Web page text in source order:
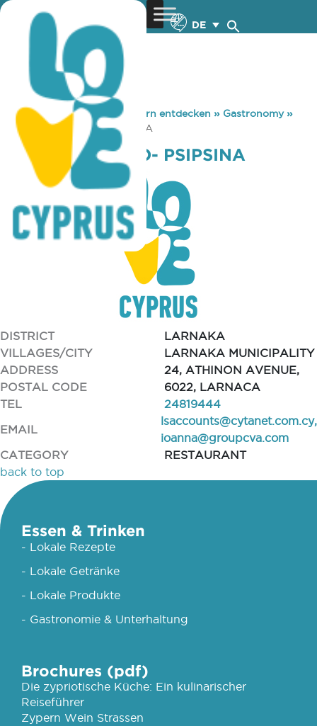
DE
You are here: Home »Zypern entdecken » Gastronomy»
TO ARCHONTIKO- PSIPSINA
TO ARCHONTIKO- PSIPSINA
DISTRICT
LARNAKA
VILLAGES/CITY
LARNAKA MUNICIPALITY
ADDRESS
24, ATHINON AVENUE,
POSTAL CODE
6022, LARNACA
TEL
24819444
EMAIL
lsaccounts@cytanet.com.cy,
ioanna@groupcva.com
CATEGORY
RESTAURANT
back to top
Essen & Trinken
- Lokale Rezepte
- Lokale Getränke
- Lokale Produkte
- Gastronomie & Unterhaltung
Brochures (pdf)
Die zypriotische Küche: Ein kulinarischer
Reiseführer
Zypern Wein Strassen